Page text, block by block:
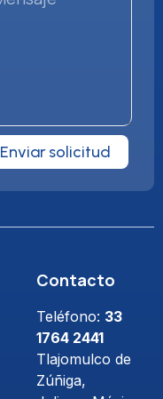
Enviar solicitud
Contacto
Teléfono: 33
1764 2441
Tlajomulco de
Zúñiga,